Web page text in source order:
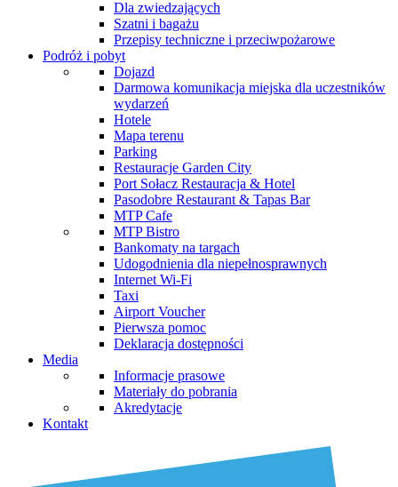
Dla zwiedzających
Szatni i bagażu
Przepisy techniczne i przeciwpożarowe
Podróż i pobyt
Dojazd
Darmowa komunikacja miejska dla uczestników
wydarzeń
Hotele
Mapa terenu
Parking
Restauracje Garden City
Port Sołacz Restauracja & Hotel
Pasodobre Restaurant & Tapas Bar
MTP Cafe
MTP Bistro
Bankomaty na targach
Udogodnienia dla niepełnosprawnych
Internet Wi-Fi
Taxi
Airport Voucher
Pierwsza pomoc
Deklaracja dostępności
Media
Informacje prasowe
Materiały do pobrania
Akredytacje
Kontakt